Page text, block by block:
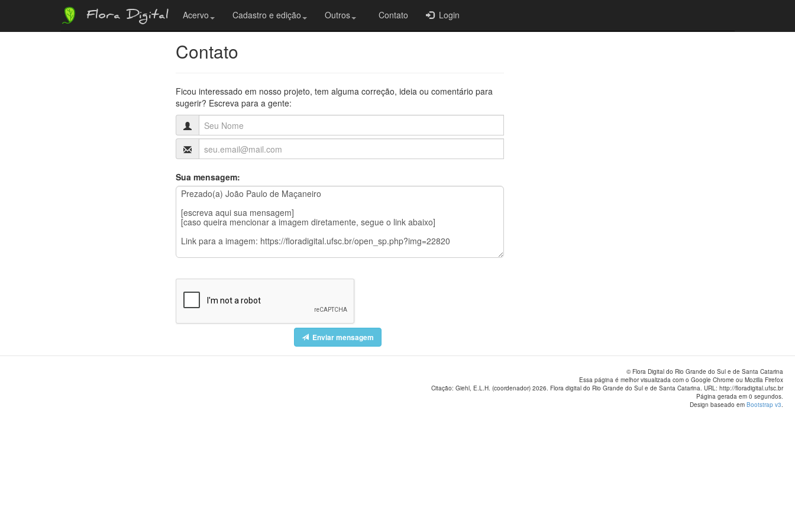
Flora Digital Acervo Cadastro e edição Outros Contato Login
Contato
Ficou interessado em nosso projeto, tem alguma correção, ideia ou comentário para
sugerir? Escreva para a gente:
Sua mensagem:
Enviar mensagem
© Flora Digital do Rio Grande do Sul e de Santa Catarina
Essa página é melhor visualizada com o Google Chrome ou Mozilla Firefox
Citação: Giehl, E.L.H. (coordenador) 2026. Flora digital do Rio Grande do Sul e de Santa Catarina. URL: http://floradigital.ufsc.br
Página gerada em 0 segundos.
Design baseado em Bootstrap v3.